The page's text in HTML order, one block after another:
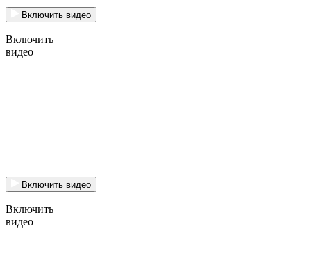
Включить видео
Включить
видео
Включить видео
Включить
видео